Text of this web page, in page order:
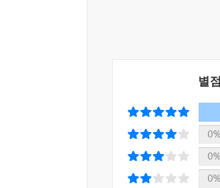
가장자리도 내가 가장
서로의 가장자리를 발견
이 책은 신순재 작가의
가장자리를 빙 둘러 교
자신이 가장 좋아하는
싶었다고 합니다.
별
0%
0%
0%